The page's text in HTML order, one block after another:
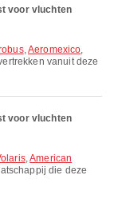
voor vluchten
,Aeromexico,
vanuit deze
voor vluchten
,American
die deze